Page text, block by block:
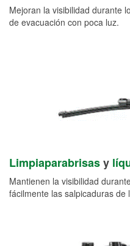
Mejoran la visibilidad durante
de evacuación con poca luz.
Limpiaparabrisasy
Mantienen la visibilidad
fácilmente las salpicaduras